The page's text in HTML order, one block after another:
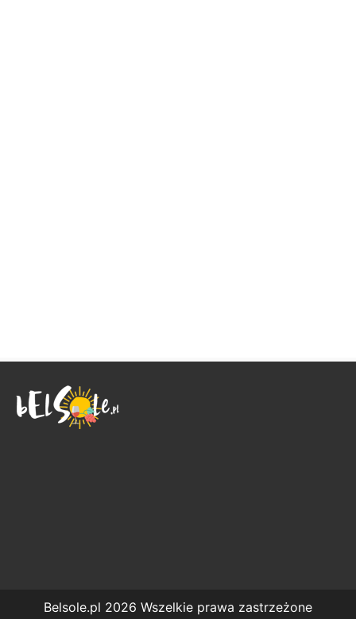
Belsole.pl 2026 Wszelkie prawa zastrzeżone